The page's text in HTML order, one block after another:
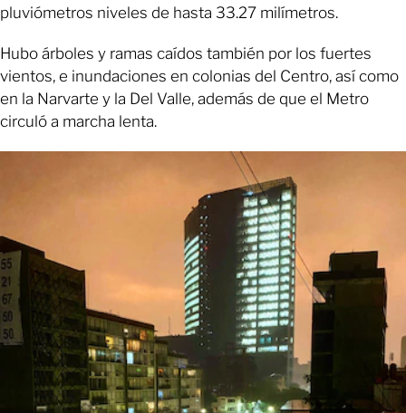
pluviómetros niveles de hasta 33.27 milímetros.
Hubo árboles y ramas caídos también por los fuertes
vientos, e inundaciones en colonias del Centro, así como
en la Narvarte y la Del Valle, además de que el Metro
circuló a marcha lenta.